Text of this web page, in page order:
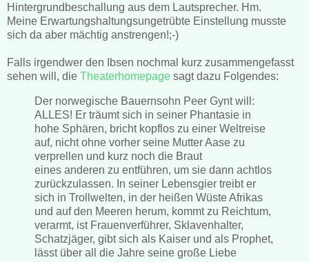
Hintergrundbeschallung aus dem Lautsprecher. Hm.
Meine Erwartungshaltungsungetrübte Einstellung musste
sich da aber mächtig anstrengen!;-)
Falls irgendwer den Ibsen nochmal kurz zusammengefasst
sehen will, die Theaterhomepage sagt dazu Folgendes:
Der norwegische Bauernsohn Peer Gynt will:
ALLES! Er träumt sich in seiner Phantasie in
hohe Sphären, bricht kopflos zu einer Weltreise
auf, nicht ohne vorher seine Mutter Aase zu
verprellen und kurz noch die Braut
eines anderen zu entführen, um sie dann achtlos
zurückzulassen. In seiner Lebensgier treibt er
sich in Trollwelten, in der heißen Wüste Afrikas
und auf den Meeren herum, kommt zu Reichtum,
verarmt, ist Frauenverführer, Sklavenhalter,
Schatzjäger, gibt sich als Kaiser und als Prophet,
lässt über all die Jahre seine große Liebe